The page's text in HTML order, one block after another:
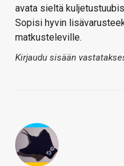
avata sieltä
Sopisi hyvin
matkusteleville.
Kirjaudu sisään